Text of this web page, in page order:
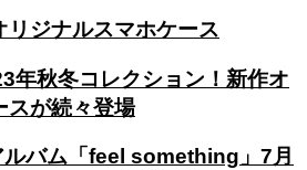
ジナルスマホケース
年秋冬コレクション！新作オ
スが続々登場
バム「feel something」7月